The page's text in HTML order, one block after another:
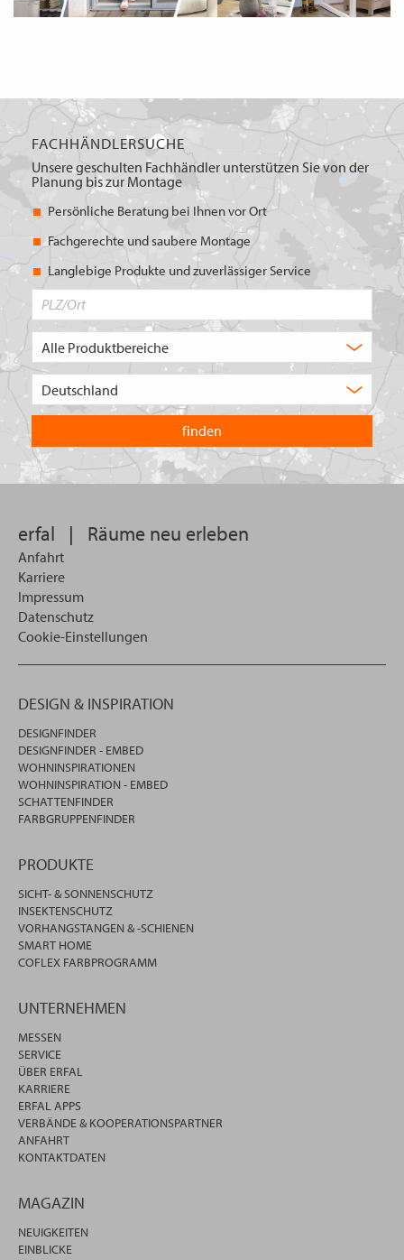
FACHHÄNDLERSUCHE
Unsere geschulten Fachhändler unterstützen Sie von der
Planung bis zur Montage
Persönliche Beratung bei Ihnen vor Ort
Fachgerechte und saubere Montage
Langlebige Produkte und zuverlässiger Service
in
welchem
Land
Sie
suchen
erfal | Räume neu erleben
Anfahrt
Karriere
Impressum
Datenschutz
Cookie-Einstellungen
DESIGN & INSPIRATION
DESIGNFINDER
DESIGNFINDER - EMBED
WOHNINSPIRATIONEN
WOHNINSPIRATION - EMBED
SCHATTENFINDER
FARBGRUPPENFINDER
PRODUKTE
SICHT- & SONNENSCHUTZ
INSEKTENSCHUTZ
VORHANGSTANGEN & -SCHIENEN
SMART HOME
COFLEX FARBPROGRAMM
UNTERNEHMEN
MESSEN
SERVICE
ÜBER ERFAL
KARRIERE
ERFAL APPS
VERBÄNDE & KOOPERATIONSPARTNER
ANFAHRT
KONTAKTDATEN
MAGAZIN
NEUIGKEITEN
EINBLICKE